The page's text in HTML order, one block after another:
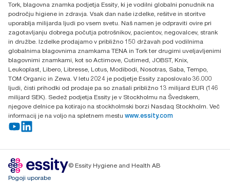
Budakeszi út 51.
Tork, blagovna znamka podjetja Essity, ki je vodilni globalni ponudnik na
področju higiene in zdravja. Vsak dan naše izdelke, rešitve in storitve
uporablja milijarda ljudi po vsem svetu. Naš namen je odpraviti ovire pri
zagotavljanju dobrega počutja potrošnikov, pacientov, negovalcev, strank
in družbe. Izdelke prodajamo v približno 150 državah pod vodilnima
globalnima blagovnima znamkama TENA in Tork ter drugimi uveljavljenimi
blagovnimi znamkami, kot so Actimove, Cutimed, JOBST, Knix,
Leukoplast, Libero, Libresse, Lotus, Modibodi, Nosotras, Saba, Tempo,
TOM Organic in Zewa. V letu 2024 je podjetje Essity zaposlovalo 36.000
ljudi, čisti prihodki od prodaje pa so znašali približno 13 milijard EUR (146
milijard SEK). Sedež podjetja Essity je v Stockholmu na Švedskem,
njegove delnice pa kotirajo na stockholmski borzi Nasdaq Stockholm. Več
informacij je na voljo na spletnem mestu www.essity.com
© Essity Hygiene and Health AB
Pogoji uporabe